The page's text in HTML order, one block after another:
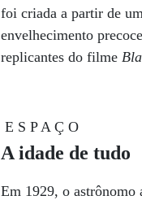
foi criada a partir de
envelhecimento
replicantes do filme
E S P A Ç O
A idade de tudo
Em 1929, o astrônomo